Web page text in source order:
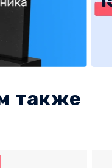
также